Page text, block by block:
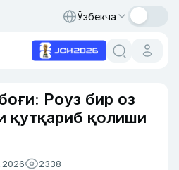
Ўзбекча
Роуз бир оз
қутқариб қолиши
2338